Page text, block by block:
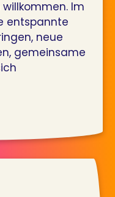
Im
entspannte
neue
gemeinsame